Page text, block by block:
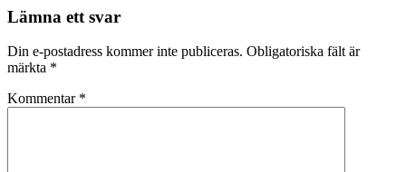
Lämna ett svar
Din e-postadress kommer inte publiceras. Obligatoriska fält är
märkta *
Kommentar *